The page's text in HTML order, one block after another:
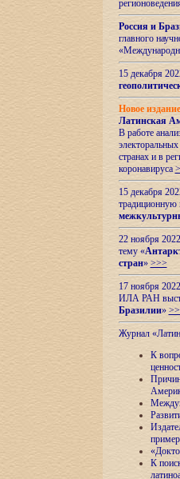
Россия и
главного
15 декабря
Новое
Латинская
В работе
странах и в
коронавируса
15 декабря
22 ноября
тему «
стран» >>>
17 ноября
ИЛА РАН
Бразилии»
Журнал
К
К